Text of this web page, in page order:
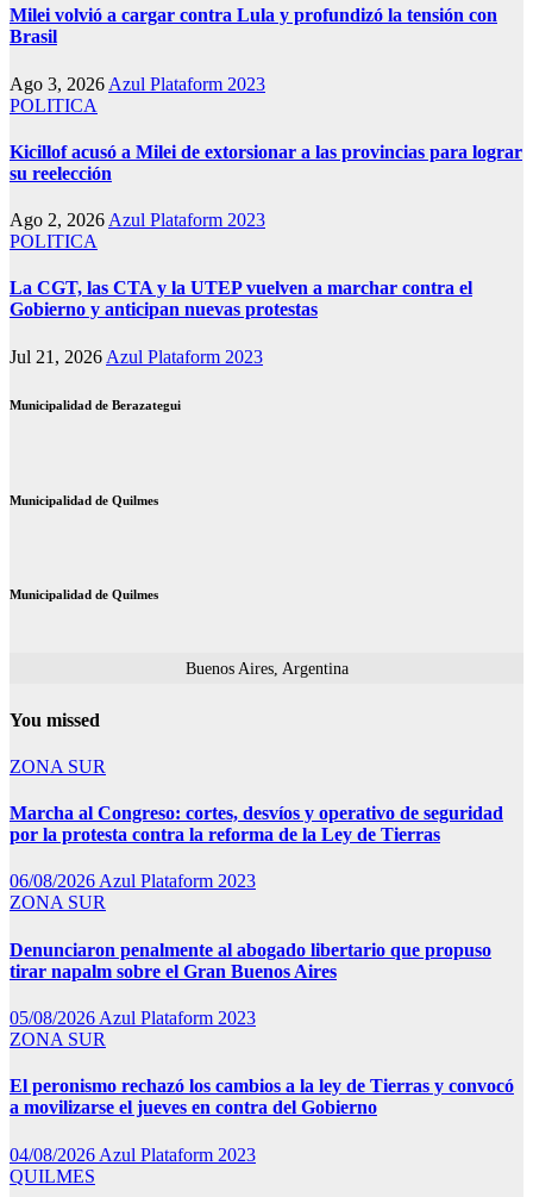
Milei volvió a cargar contra Lula y profundizó la tensión con
Brasil
Ago 3, 2026 Azul Plataform 2023
POLITICA
Kicillof acusó a Milei de extorsionar a las provincias para lograr
su reelección
Ago 2, 2026 Azul Plataform 2023
POLITICA
La CGT, las CTA y la UTEP vuelven a marchar contra el
Gobierno y anticipan nuevas protestas
Jul 21, 2026 Azul Plataform 2023
Municipalidad de Berazategui
Municipalidad de Quilmes
Municipalidad de Quilmes
Buenos Aires, Argentina
You missed
ZONA SUR
Marcha al Congreso: cortes, desvíos y operativo de seguridad
por la protesta contra la reforma de la Ley de Tierras
06/08/2026Azul Plataform 2023
ZONA SUR
Denunciaron penalmente al abogado libertario que propuso
tirar napalm sobre el Gran Buenos Aires
05/08/2026 Azul Plataform 2023
ZONA SUR
El peronismo rechazó los cambios a la ley de Tierras y convocó
a movilizarse el jueves en contra del Gobierno
04/08/2026 Azul Plataform 2023
QUILMES